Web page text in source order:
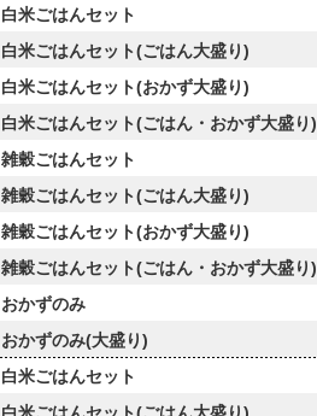
白米ごはんセット
白米ごはんセット(ごはん大盛り)
白米ごはんセット(おかず大盛り)
白米ごはんセット(ごはん・おかず大盛り)
雑穀ごはんセット
雑穀ごはんセット(ごはん大盛り)
雑穀ごはんセット(おかず大盛り)
雑穀ごはんセット(ごはん・おかず大盛り)
おかずのみ
おかずのみ(大盛り)
白米ごはんセット